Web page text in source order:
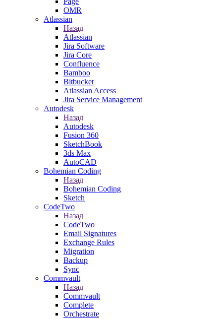
OMR
Atlassian
Назад
Atlassian
Jira Software
Jira Core
Confluence
Bamboo
Bitbucket
Atlassian Access
Jira Service Management
Autodesk
Назад
Autodesk
Fusion 360
SketchBook
3ds Max
AutoCAD
Bohemian Coding
Назад
Bohemian Coding
Sketch
CodeTwo
Назад
CodeTwo
Email Signatures
Exchange Rules
Migration
Backup
Sync
Commvault
Назад
Commvault
Complete
Orchestrate